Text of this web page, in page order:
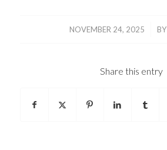
NOVEMBER 24, 2025
/ BY
Share this entry